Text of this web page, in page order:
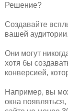
Решение?
Создавайте
вашей аудитории.
Они могут
хотя бы
конверсией,
Например, вы
окна